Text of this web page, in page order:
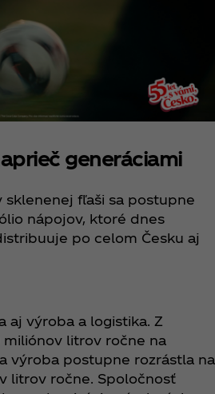
generáciami
sklenenej fľaši sa postupne
nápojov, ktoré dnes
po celom Česku aj
aj výroba a logistika. Z
litrov ročne na
výroba postupne rozrástla na
litrov ročne. Spoločnosť